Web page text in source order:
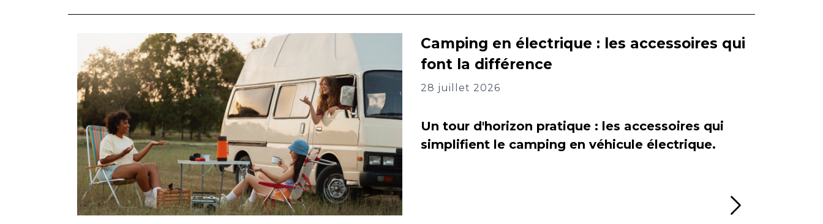
Camping en électrique : les accessoires qui
font la différence
28 juillet 2026
Un tour d'horizon pratique : les accessoires qui
simplifient le camping en véhicule électrique.